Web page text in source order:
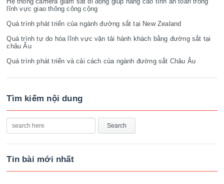
lĩnh vực giao thông công cộng
Quá trình phát triển của ngành đường sắt tại New Zealand
Quá trình tự do hóa lĩnh vực vận tải hành khách bằng đường sắt tại
châu Âu
Quá trình phát triển và cải cách của ngành đường sắt Châu Âu
Tìm kiếm nội dung
Tin bài mới nhất